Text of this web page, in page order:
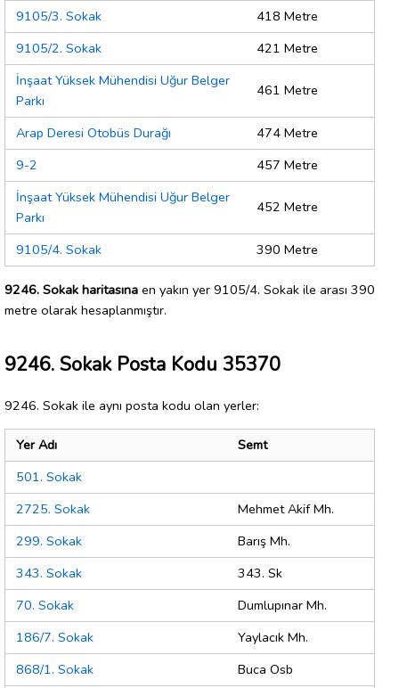
9105/3. Sokak
418 Metre
9105/2. Sokak
421 Metre
İnşaat Yüksek Mühendisi Uğur Belger
Parkı
461 Metre
Arap Deresi Otobüs Durağı
474 Metre
9-2
457 Metre
İnşaat Yüksek Mühendisi Uğur Belger
Parkı
452 Metre
9105/4. Sokak 390 Metre
9246. Sokak haritasına en yakın yer 9105/4. Sokak ile arası 390
metre olarak hesaplanmıştır.
9246. Sokak Posta Kodu 35370
9246. Sokak ile aynı posta kodu olan yerler:
Yer Adı
Semt
501. Sokak
2725. Sokak
Mehmet Akif Mh.
299. Sokak
Barış Mh.
343. Sokak
343. Sk
70. Sokak
Dumlupınar Mh.
186/7. Sokak
Yaylacık Mh.
868/1. Sokak
Buca Osb